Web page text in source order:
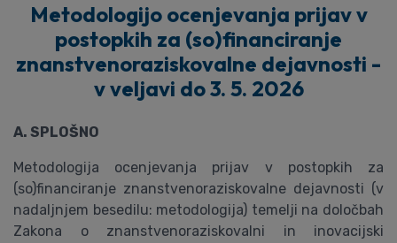
Metodologijo ocenjevanja prijav v
postopkih za (so)financiranje
znanstvenoraziskovalne dejavnosti -
v veljavi do 3. 5. 2026
A. SPLOŠNO
Metodologija ocenjevanja prijav v postopkih za
(so)financiranje znanstvenoraziskovalne dejavnosti (v
nadaljnjem besedilu: metodologija) temelji na določbah
Zakona o znanstvenoraziskovalni in inovacijski